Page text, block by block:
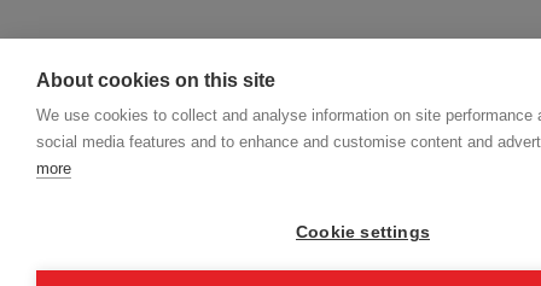
About cookies on this site
We use cookies to collect and analyse information on site performance
social media features and to enhance and customise content and
more
Cookie settings